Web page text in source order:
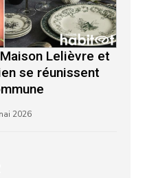
Lelièvre et
se réunissent
2026